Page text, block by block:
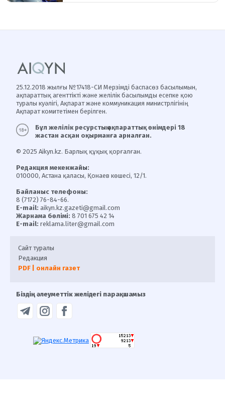
25.12.2018 жылғы №17418-СИ Мерзімді баспасөз басылымын,
ақпараттық агенттікті және желілік басылымды есепке қою
туралы куәлігі, Ақпарат және коммуникация министрлігінің
Ақпарат комитетімен берілген.
Бұл желілік ресурстың ақпараттық өнімдері 18
жастан асқан оқырманға арналған.
© 2025 Aikyn.kz. Барлық құқық қорғалған.
Редакция мекенжайы:
010000, Астана қаласы, Қонаев көшесі, 12/1.
Байланыс телефоны:
8 (7172) 76-84-66.
E-mail: aikyn.kz.gazeti@gmail.com
Жарнама бөлімі: 8 701 675 42 14
E-mail: reklama.liter@gmail.com
Сайт туралы
Редакция
PDF | онлайн газет
Біздің әлеуметтік желідегі парақшамыз